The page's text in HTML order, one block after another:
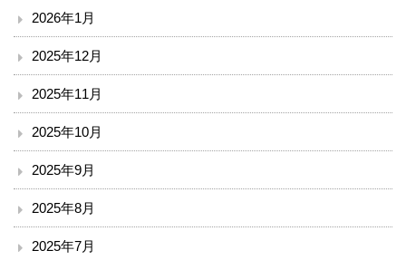
医事課
臨床検査部門
リハビリテーション
2026年1月
2025年12月
2025年11月
2025年10月
2025年9月
2025年8月
2025年7月